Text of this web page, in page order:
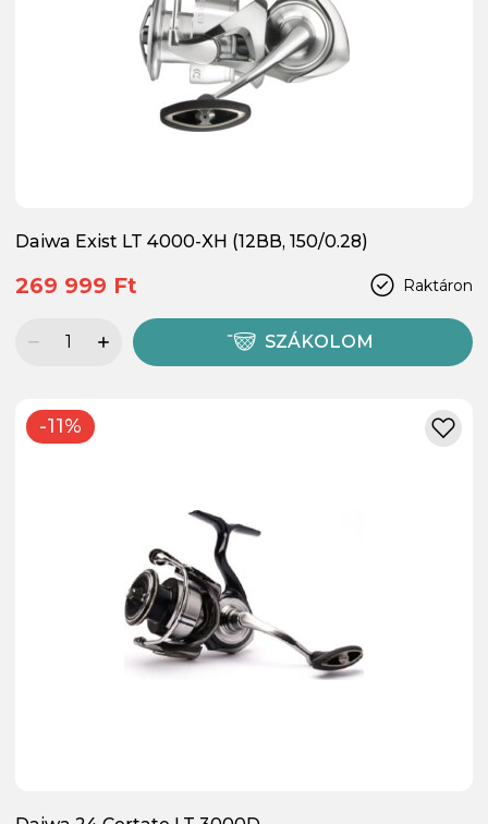
Daiwa Exist LT 4000-XH (12BB, 150/0.28)
Raktáron
269 999 Ft
SZÁKOLOM
-11%